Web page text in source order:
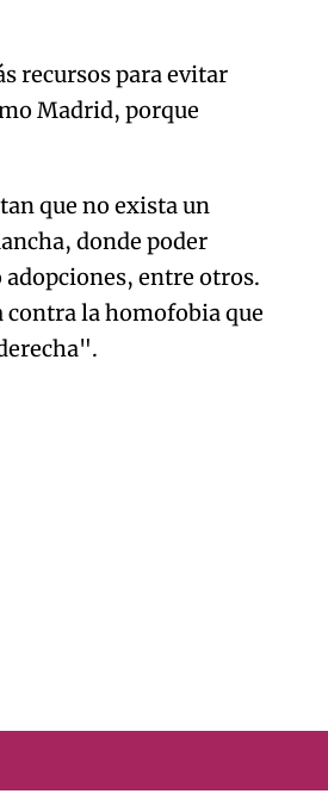
recursos para evitar
Madrid, porque
que no exista un
donde poder
entre otros.
contra la homofobia que